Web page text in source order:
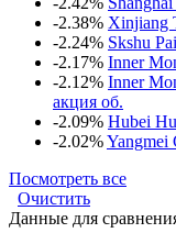
-2.38% Xinjiang
-2.24% Skshu
-2.17% Inner
-2.12% Inner
акция об.
-2.09% Hubei
-2.02%Yangmei
Посмотреть все
Очистить
Данные для